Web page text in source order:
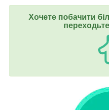
Хочете побачити